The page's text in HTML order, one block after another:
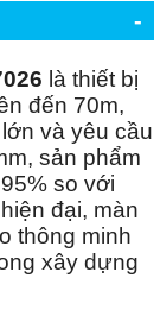
-
là thiết bị
đến 70m,
và yêu cầu
sản phẩm
so với
đại, màn
thông minh
xây dựng